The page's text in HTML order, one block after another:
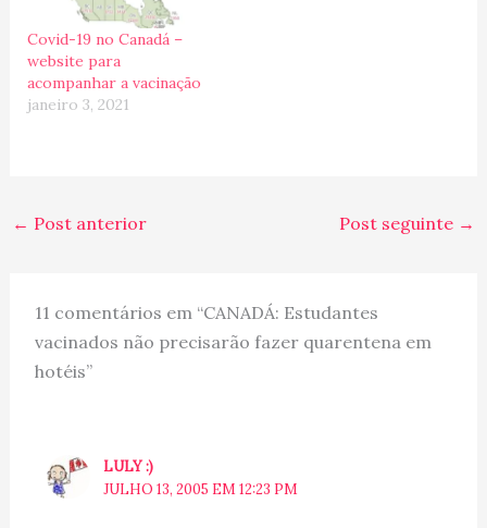
Covid-19 no Canadá –
website para
acompanhar a vacinação
janeiro 3, 2021
← Post anterior Post seguinte →
11 comentários em “CANADÁ: Estudantes
vacinados não precisarão fazer quarentena em
hotéis”
LULY :)
JULHO 13, 2005 EM 12:23 PM